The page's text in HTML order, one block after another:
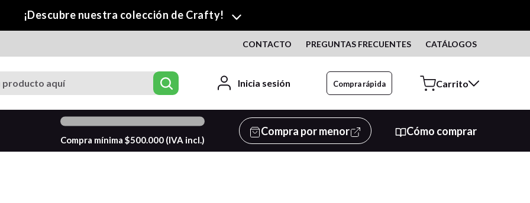
¡Descubre nuestra colección de Crafty!
CONTACTO PREGUNTAS FRECUENTES CATÁLOGOS
Inicia sesión Compra rápida
Compra mínima $500.000(IVA incl.)
Compra por menor Cómo comprar